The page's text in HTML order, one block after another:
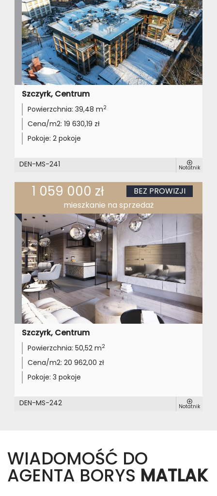
Szczyrk, Centrum
Powierzchnia: 39,48 m2
Cena/m2: 19 630,19 zł
Pokoje: 2 pokoje
DEN-MS-241 Notatnik
1 059 000 zł
BEZ PROWIZJI
mieszkanie na sprzedaż
Szczyrk, Centrum
Powierzchnia: 50,52 m2
Cena/m2: 20 962,00 zł
Pokoje: 3 pokoje
DEN-MS-242 Notatnik
WIADOMOŚĆ DO
AGENTA BORYS MATLAK